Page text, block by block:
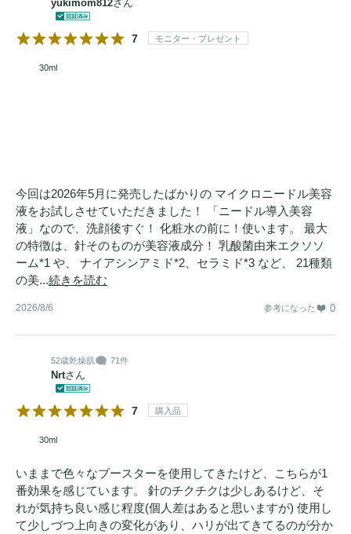
yukimom812さん
7 モニター・プレゼント
30ml
今回は2026年5月に発売したばかりの マイクロニードル美容
液をお試しさせていただきました！ 「ニードル導入美容
液」なので、洗顔後すぐ！ 化粧水の前に！使います。 最大
の特徴は、針そのものが美容液成分！ 乳酸菌由来エクソソ
ーム*1 や、 ナイアシンアミド*2、セラミド*3 など、 21種類
の美...続きを読む
2026/8/6 参考になった 0
52歳乾燥肌 71件
Nrtさん
7 購入品
30ml
いままで色々なブースターを使用してきたけど、こちらが1
番効果を感じています。 針のチクチクは少しあるけど、そ
れが気持ち良い感じ程度(個人差はあると思いますが) 使用し
て少しづつ上向きの変化があり、ハリが出てきてるのが分か